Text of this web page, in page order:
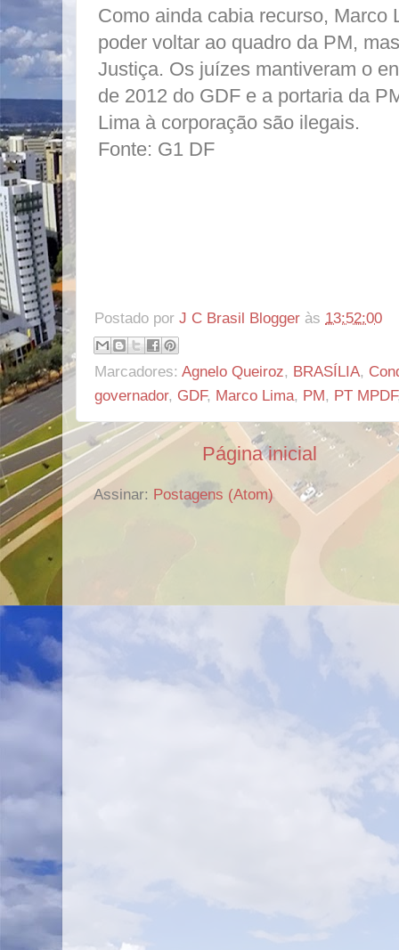
Como ainda cabia recurso, Marco
poder voltar ao quadro da PM,
Justiça. Os juízes mantiveram o
de 2012 do GDF e a portaria da
Lima à corporação são ilegais.
Fonte: G1 DF
Postado por J C Brasil Blogger às 13:52:00
Marcadores: Agnelo Queiroz, BRASÍLIA,
governador, GDF, Marco Lima, PM, PT MPDF
Página inicial
Assinar: Postagens (Atom)